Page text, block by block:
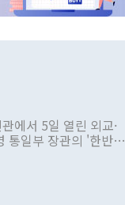
에서 5일 열린 외교·
통일부 장관의 '한반도
로 추진하겠다고 공